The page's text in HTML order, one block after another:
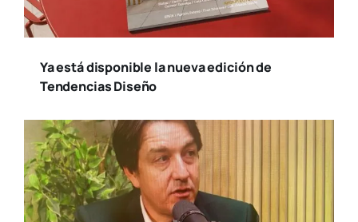
Ya está disponible la nueva edición de
Tendencias Diseño